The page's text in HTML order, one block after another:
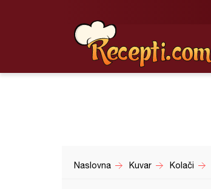
Naslovna Kuvar Kolači